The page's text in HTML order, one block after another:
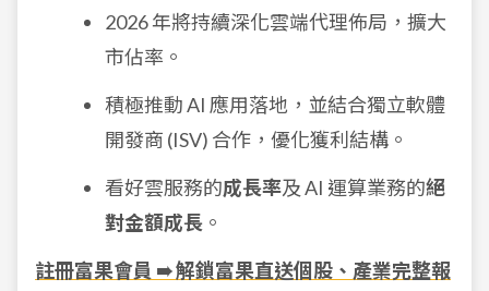
2026 年將持續深化雲端代理佈局，擴大
市佔率。
積極推動 AI 應用落地，並結合獨立軟體
開發商 (ISV) 合作，優化獲利結構。
看好雲服務的成長率及 AI 運算業務的絕
對金額成長 。
註冊富果會員 ➠ 解鎖富果直送個股、產業完整報